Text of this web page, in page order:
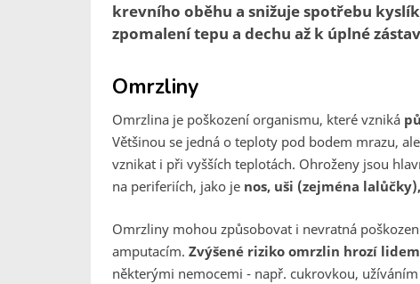
krevního oběhu a snižuje spotřebu
zpomalení tepu a dechu až k úplné
Omrzliny
Omrzlina je poškození organismu, které vzniká
Většinou se jedná o teploty pod bodem mrazu,
vznikat i při vyšších teplotách. Ohroženy jsou
na periferiích, jako je nos, uši (zejména
Omrzliny mohou způsobovat i nevratná
amputacím. Zvýšené riziko omrzlin hrozí
některými nemocemi - např. cukrovkou,